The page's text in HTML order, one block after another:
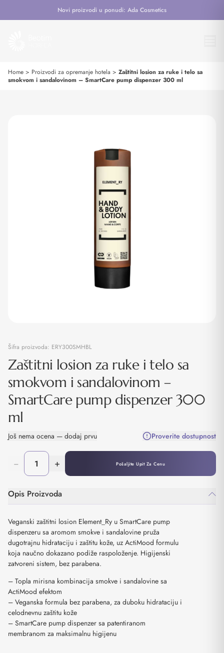
Novi proizvodi u ponudi: Ada Cosmetics
Home > Proizvodi za opremanje hotela > Zaštitni losion za ruke i telo sa
smokvom i sandalovinom – SmartCare pump dispenzer 300 ml
Šifra proizvoda: ERY300SMHBL
Zaštitni losion za ruke i telo sa
smokvom i sandalovinom –
SmartCare pump dispenzer 300
ml
Još nema ocena — dodaj prvu Proverite dostupnost
− + Pošaljite Upit Za Cenu
Opis Proizvoda
Veganski zaštitni losion Element_Ry u SmartCare pump
dispenzeru sa aromom smokve i sandalovine pruža
dugotrajnu hidrataciju i zaštitu kože, uz ActiMood formulu
koja naučno dokazano podiže raspoloženje. Higijenski
zatvoreni sistem, bez parabena.
– Topla mirisna kombinacija smokve i sandalovine sa
ActiMood efektom
– Veganska formula bez parabena, za duboku hidrataciju i
celodnevnu zaštitu kože
– SmartCare pump dispenzer sa patentiranom
membranom za maksimalnu higijenu